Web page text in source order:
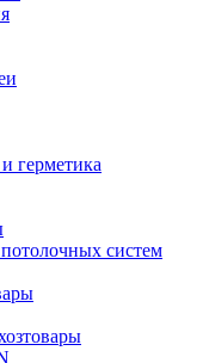
герметика
систем